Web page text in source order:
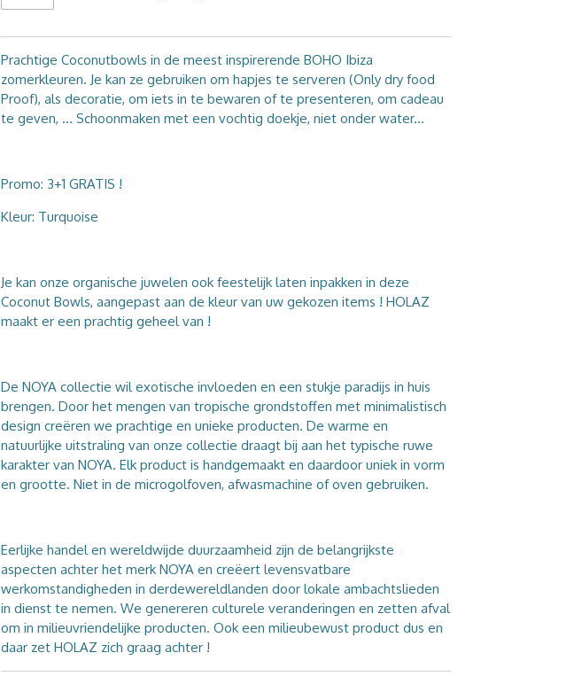
Prachtige Coconutbowls in de meest inspirerende BOHO Ibiza
zomerkleuren. Je kan ze gebruiken om hapjes te serveren (Only dry food
Proof), als decoratie, om iets in te bewaren of te presenteren, om cadeau
te geven, ... Schoonmaken met een vochtig doekje, niet onder water...
Promo: 3+1 GRATIS !
Kleur: Turquoise
Je kan onze organische juwelen ook feestelijk laten inpakken in deze
Coconut Bowls, aangepast aan de kleur van uw gekozen items ! HOLAZ
maakt er een prachtig geheel van !
De NOYA collectie wil exotische invloeden en een stukje paradijs in huis
brengen. Door het mengen van tropische grondstoffen met minimalistisch
design creëren we prachtige en unieke producten. De warme en
natuurlijke uitstraling van onze collectie draagt bij aan het typische ruwe
karakter van NOYA. Elk product is handgemaakt en daardoor uniek in vorm
en grootte. Niet in de microgolfoven, afwasmachine of oven gebruiken.
Eerlijke handel en wereldwijde duurzaamheid zijn de belangrijkste
aspecten achter het merk NOYA en creëert levensvatbare
werkomstandigheden in derdewereldlanden door lokale ambachtslieden
in dienst te nemen. We genereren culturele veranderingen en zetten afval
om in milieuvriendelijke producten. Ook een milieubewust product dus en
daar zet HOLAZ zich graag achter !